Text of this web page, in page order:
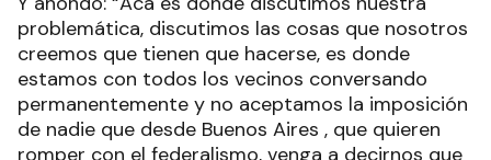
problemática, discutimos las cosas que nosotros
creemos que tienen que hacerse, es donde
estamos con todos los vecinos conversando
permanentemente y no aceptamos la imposición
de nadie que desde Buenos Aires , que quieren
romper con el federalismo, venga a decirnos que